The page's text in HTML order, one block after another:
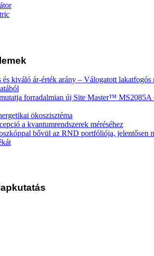
és kiváló ár-érték arány – Válogatott lakatfogós
forradalmian új Site Master™ MS2085A
ökoszisztéma
a kvantumrendszerek méréséhez
bővül az RND portfóliója, jelentősen